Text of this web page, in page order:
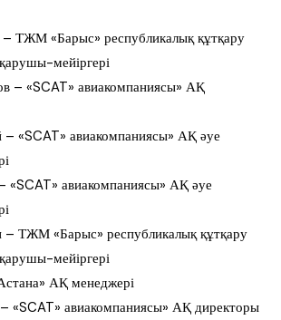
ТЖМ «Барыс» республикалық құтқару
мейіргері
– «SCAT» авиакомпаниясы» АҚ
«SCAT» авиакомпаниясы» АҚ әуе
авиакомпаниясы» АҚ әуе
– ТЖМ «Барыс» республикалық құтқару
мейіргері
АҚ менеджері
«SCAT» авиакомпаниясы» АҚ директоры